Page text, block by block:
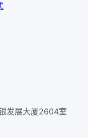
发展大厦2604室